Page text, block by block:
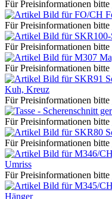
Für Preisinformationen bitte
Für Preisinformationen bitte
Für Preisinformationen bitte
Für Preisinformationen bitte
Kuh, Kreuz
Für Preisinformationen bitte
Für Preisinformationen bitte
Für Preisinformationen bitte
Umriss
Für Preisinformationen bitte
Hänger